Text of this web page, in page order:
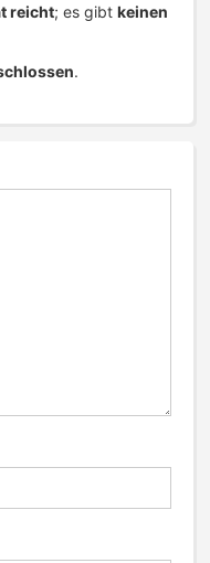
reicht; es gibt keinen
.